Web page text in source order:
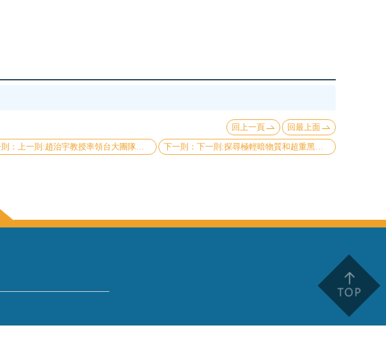
回上一頁 回最上面
上一則:趙治宇教授率領台大團隊研究高攜氧血紅蛋白結構, 刊登於Nature雜誌的Scientific Reports, 可望對缺氧急性重症之醫療帶來新曙光 下一則:探尋極輕暗物質和超重黑洞新里程碑~天文所闕志鴻教授團隊類星體與暗物質關聯發表《物理評論快報》PRL期刊